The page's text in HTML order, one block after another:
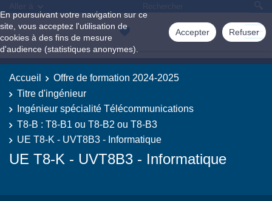
En poursuivant votre navigation sur ce
site, vous acceptez l'utilisation de
cookies à des fins de mesure
d'audience (statistiques anonymes).
Accepter Refuser
Aller à
Accueil
Offre de formation 2024-2025
Titre d'ingénieur
Ingénieur spécialité Télécommunications
T8-B : T8-B1 ou T8-B2 ou T8-B3
UE T8-K - UVT8B3 - Informatique
UE T8-K - UVT8B3 - Informatique